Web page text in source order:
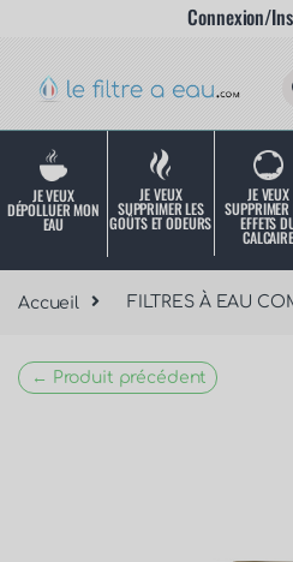
Connexion/
JE VEUX
DÉPOLLUER MON
EAU
JE VEUX
SUPPRIMER LES
GOÛTS ET ODEURS
JE VEUX
SUPPRIMER
EFFETS
CALCAIRE
Accueil FILTRES À EAU
← Produit précédent